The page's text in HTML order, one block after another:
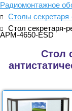
Радиомонтажное
Столы секретаря
Стол секретаря-
АРМ-4650-ESD
Стол